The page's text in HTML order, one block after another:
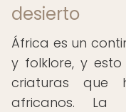
desierto
África es un
y folklore, y
criaturas que
africanos. La